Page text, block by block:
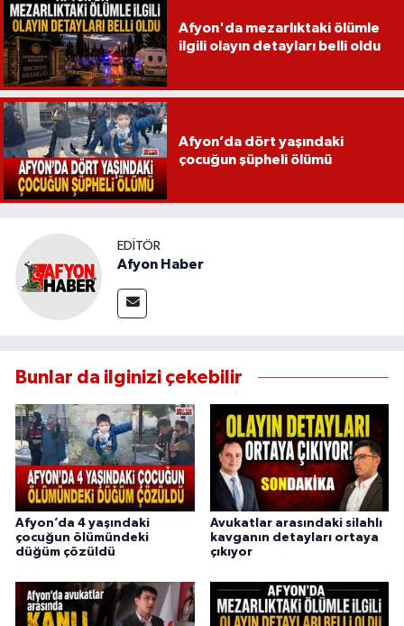
Afyon'da mezarlıktaki ölümle
ilgili olayın detayları belli oldu
Afyon’da dört yaşındaki
çocuğun şüpheli ölümü
EDITÖR
Afyon Haber
Bunlar da ilginizi çekebilir
Afyon’da 4 yaşındaki
çocuğun ölümündeki
düğüm çözüldü
Avukatlar arasındaki silahlı
kavganın detayları ortaya
çıkıyor